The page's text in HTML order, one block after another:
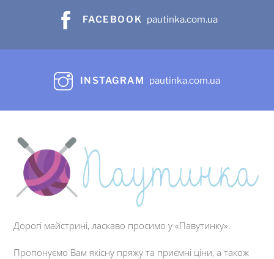
FACEBOOK pautinka.com.ua
INSTAGRAM pautinka.com.ua
Дорогі майстрині, ласкаво просимо у «Павутинку».
Пропонуємо Вам якісну пряжу та приємні ціни, а також